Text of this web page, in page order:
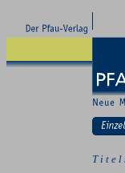
T i t e l